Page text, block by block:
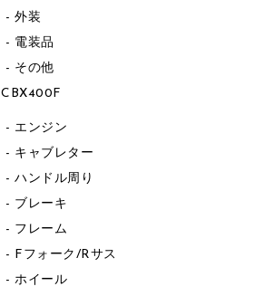
外装
電装品
その他
CBX400F
エンジン
キャブレター
ハンドル周り
ブレーキ
フレーム
Fフォーク/Rサス
ホイール